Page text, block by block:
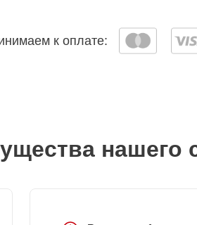
к оплате:
нашего